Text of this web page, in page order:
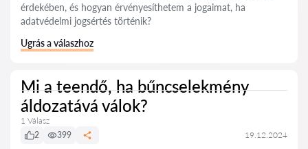
érdekében, és hogyan érvényesíthetem a jogaimat, ha
adatvédelmi jogsértés történik?
Ugrás a válaszhoz
Mi a teendő, ha bűncselekmény
áldozatává válok?
1 Válasz
2
399 19.12.2024